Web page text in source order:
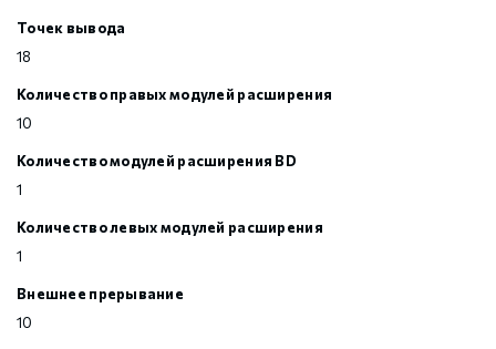
Точек вывода
18
Количество правых модулей расширения
10
Количество модулей расширения BD
1
Количество левых модулей расширения
1
Внешнее прерывание
10